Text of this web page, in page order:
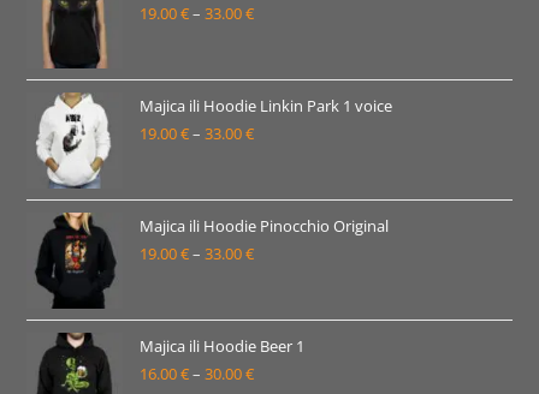
do
19.00€– 33.00€Raspon
od
19.00 €
do
Majica ili Hoodie Linkin Park 1 voice
19.00€– 33.00€Raspon
od
19.00 €
do
Majica ili Hoodie Pinocchio Original
19.00€– 33.00€Raspon
od
19.00 €
do
Majica ili Hoodie Beer 1
16.00€– 30.00€Raspon